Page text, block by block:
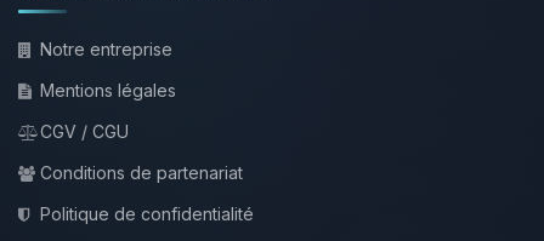
Notre entreprise
Mentions légales
CGV / CGU
Conditions de partenariat
Politique de confidentialité